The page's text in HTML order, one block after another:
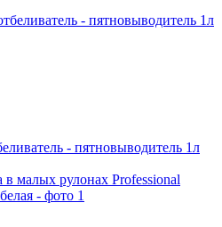
- пятновыводитель 1л